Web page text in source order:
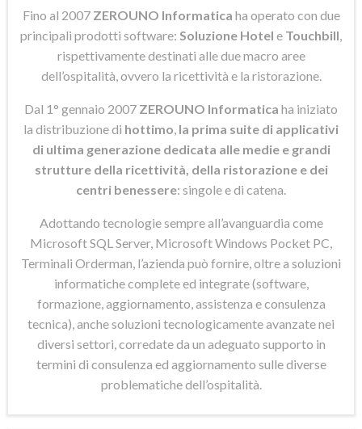
Fino al 2007 ZEROUNO Informatica ha operato con due
principali prodotti software: Soluzione Hotel e Touchbill
rispettivamente destinati alle due macro aree
dell’ospitalità, ovvero la ricettività e la ristorazione.
Dal 1° gennaio 2007 ZEROUNO Informatica ha iniziato
la distribuzione di hottimo la prima suite di applicativi
di ultima generazione dedicata alle medie e grandi
strutture della ricettività, della ristorazione e dei
centri benessere: singole e di catena.
Adottando tecnologie sempre all’avanguardia come
Microsoft SQL Server, Microsoft Windows Pocket PC,
Terminali Orderman, l’azienda può fornire, oltre a soluzioni
informatiche complete ed integrate (software,
formazione, aggiornamento, assistenza e consulenza
tecnica), anche soluzioni tecnologicamente avanzate nei
diversi settori, corredate da un adeguato supporto in
termini di consulenza ed aggiornamento sulle diverse
problematiche dell’ospitalità.